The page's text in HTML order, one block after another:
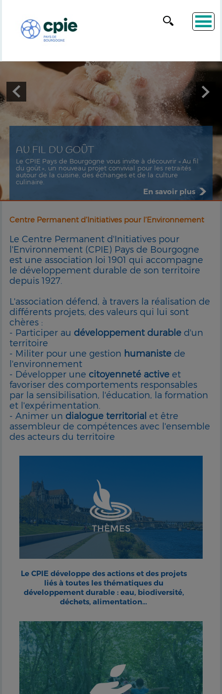
AU FIL DU GOÛT
Le CPIE Pays de Bourgogne vous invite à découvrir « Au fil
du goût », un nouveau projet convivial pour les retraités
autour de la cuisine, des échanges et de la culture
culinaire.
En savoir plus
Centre Permanent d’Initiatives pour l’Environnement
Le Centre Permanent d'Initiatives pour
l'Environnement (CPIE) Pays de Bourgogne
est une association loi 1901 qui accompagne
le développement durable de son territoire
depuis 1927.
L'association défend, à travers la réalisation de
différents projets, des valeurs qui lui sont
chères :
- Participer au développement durabled'un
territoire
- Militer pour une gestion humanistede
l'environnement
- Développer une citoyenneté activeet
favoriser des comportements responsables
par la sensibilisation, l'éducation, la formation
et l'expérimentation.
- Animer un dialogue territorial et être
assembleur de compétences avec l'ensemble
des acteurs du territoire
THÈMES
Le CPIE développe des actions et des projets
liés à toutes les thématiques du
développement durable : eau, biodiversité,
déchets, alimentation…